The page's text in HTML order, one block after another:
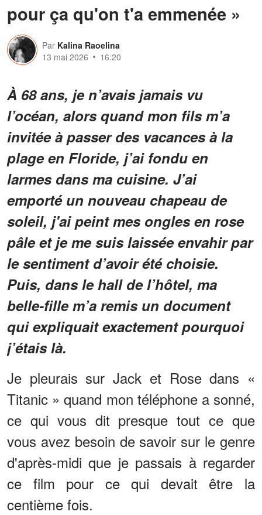
pour ça qu'on t'a emmenée »
Par Kalina Raoelina
13 mai 2026
16:20
À 68 ans, je n’avais jamais vu
l’océan, alors quand mon fils m’a
invitée à passer des vacances à la
plage en Floride, j’ai fondu en
larmes dans ma cuisine. J’ai
emporté un nouveau chapeau de
soleil, j'ai peint mes ongles en rose
pâle et je me suis laissée envahir par
le sentiment d’avoir été choisie.
Puis, dans le hall de l’hôtel, ma
belle-fille m’a remis un document
qui expliquait exactement pourquoi
j’étais là.
Je pleurais sur Jack et Rose dans «
Titanic » quand mon téléphone a sonné,
ce qui vous dit presque tout ce que
vous avez besoin de savoir sur le genre
d'après-midi que je passais à regarder
ce film pour ce qui devait être la
centième fois.